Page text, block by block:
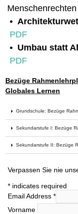
Menschenrechten
•
PDF
• Umbau statt
PDF
Bezüge
Globales Lernen
Grundschule: Bezüge
Sekundarstufe I: Bezüge
Sekundarstufe II: Bezüge
Verpassen Sie nie
* indicates required
Email Address *
Vorname